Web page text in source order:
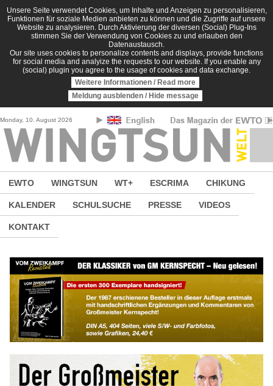
Direkt zum Inhalt
Unsere Seite verwendet Cookies, um Inhalte und Anzeigen zu personalisieren,
Funktionen für soziale Medien anbieten zu können und die Zugriffe auf unsere
Website zu analysieren. Durch Aktivierung der diversen (Social) Plug-Ins
stimmen Sie der Verwendung von Cookies zu und erlauben den
Datenaustausch.
Our site uses cookies to personalize contents and displays, provide functions
for social media and analyize the requests to our website. If you enable any
(social) plugin you agree to the usage of cookies and data exchange.
Weitere Informationen / Read more
Meldung ausblenden / Hide message
Monday, 10. August 2026
EWTO WINGTSUN WT+ ESCRIMA CHIKUNG
KALENDER SCHULSUCHE PRESSE VIDEOS
KONTAKT